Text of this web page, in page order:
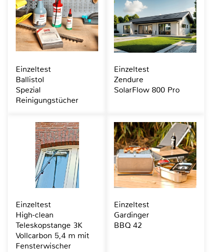
Einzeltest
Ballistol
Spezial
Reinigungstücher
Einzeltest
Zendure
SolarFlow 800 Pro
Einzeltest
High-clean
Teleskopstange 3K
Vollcarbon 5,4 m mit
Fensterwischer
Einzeltest
Gardinger
BBQ 42